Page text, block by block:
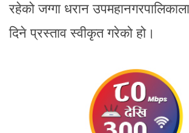
रहेको जग्गा धरान
दिने प्रस्ताव स्वीकृत गरेको हो।